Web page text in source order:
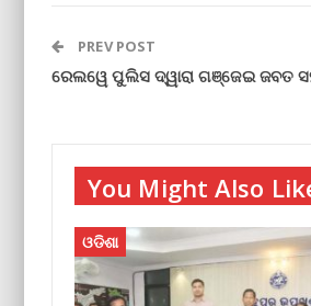
PREV POST
ରେଲୱେ ପୁଲିସ ଦ୍ୱାରା ଗଞ୍ଜେଇ ଜବତ
You Might Also
ଓଡିଶା